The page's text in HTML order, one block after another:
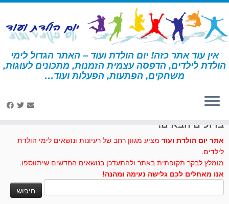
דלג
לתוכן
אין עוד אתר כזה! יום הולדת ועוד – האתר הגדול לימי
הולדת לילדים, הדפסה עצמית הזמנות, מתכונים לעוגות,
משחקים, הפתעות, הפעלות ועוד… דף הבית » הזמנות ליום הולדת » הזמנות ליום הולדת קרקס
ברוכים הבאים!
אתר יום הולדת ועוד מציע מגוון רחב של רעיונות ונושאים לימי הולדת
לילדים.
מומלץ לבקר תקופתית באתר ולהתעדכן בנושאים החדשים שיתווספו.
אנו מאחלים לכם גלישה נעימה ומהנה!